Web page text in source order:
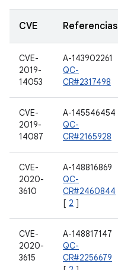
CVE Referencias
CVE-
2019-
14053
A-143902261
QC-
CR#2317498
CVE-
2019-
14087
A-145546454
QC-
CR#2165928
CVE-
2020-
3610
A-148816869
QC-
CR#2460844
[ 2 ]
CVE-
2020-
3615
A-148817147
QC-
CR#2256679